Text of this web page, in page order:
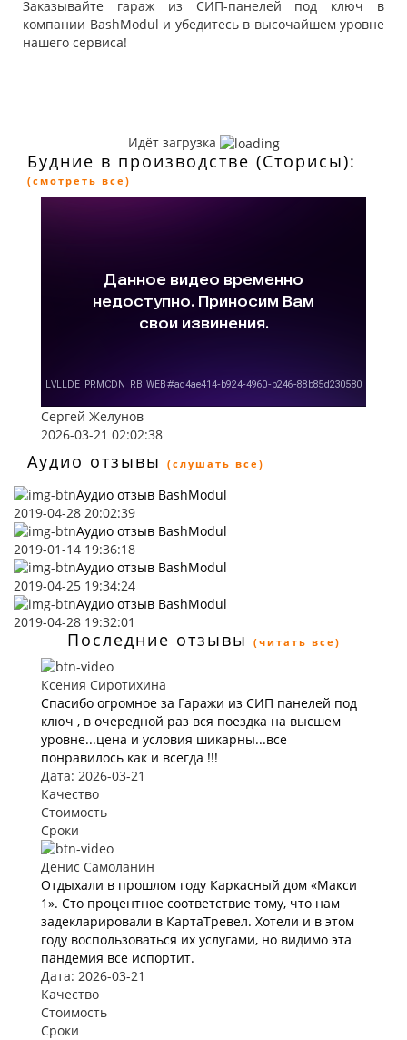
Заказывайте гараж из СИП-панелей под ключ в
компании BashModul и убедитесь в высочайшем уровне
нашего сервиса!
Идёт загрузка
Будние в производстве (Сторисы):
(смотреть все)
Сергей Желунов
2026-03-21 02:02:38
Аудио отзывы (слушать все)
Аудио отзыв BashModul
2019-04-28 20:02:39
Аудио отзыв BashModul
2019-01-14 19:36:18
Аудио отзыв BashModul
2019-04-25 19:34:24
Аудио отзыв BashModul
2019-04-28 19:32:01
Последние отзывы (читать все)
Ксения Сиротихина
Спасибо огромное за Гаражи из СИП панелей под
ключ , в очередной раз вся поездка на высшем
уровне...цена и условия шикарны...все
понравилось как и всегда !!!
Дата: 2026-03-21
Качество
Стоимость
Сроки
Денис Самоланин
Отдыхали в прошлом году Каркасный дом «Макси
1». Сто процентное соответствие тому, что нам
задекларировали в КартаТревел. Хотели и в этом
году воспользоваться их услугами, но видимо эта
пандемия все испортит.
Дата: 2026-03-21
Качество
Стоимость
Сроки